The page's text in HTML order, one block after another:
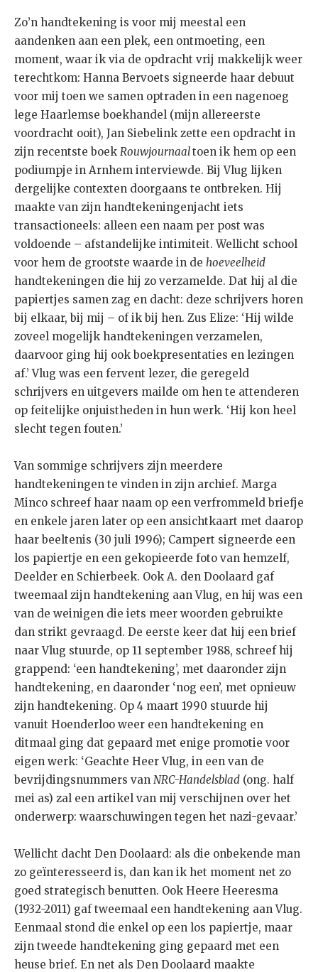
Zo’n handtekening is voor mij meestal een
aandenken aan een plek, een ontmoeting, een
moment, waar ik via de opdracht vrij makkelijk weer
terechtkom: Hanna Bervoets signeerde haar debuut
voor mij toen we samen optraden in een nagenoeg
lege Haarlemse boekhandel (mijn allereerste
voordracht ooit), Jan Siebelink zette een opdracht in
zijn recentste boek Rouwjournaaltoen ik hem op een
podiumpje in Arnhem interviewde. Bij Vlug lijken
dergelijke contexten doorgaans te ontbreken. Hij
maakte van zijn handtekeningenjacht iets
transactioneels: alleen een naam per post was
voldoende – afstandelijke intimiteit. Wellicht school
voor hem de grootste waarde in de hoeveelheid
handtekeningen die hij zo verzamelde. Dat hij al die
papiertjes samen zag en dacht: deze schrijvers horen
bij elkaar, bij mij – of ik bij hen. Zus Elize: ‘Hij wilde
zoveel mogelijk handtekeningen verzamelen,
daarvoor ging hij ook boekpresentaties en lezingen
af.’ Vlug was een fervent lezer, die geregeld
schrijvers en uitgevers mailde om hen te attenderen
op feitelijke onjuistheden in hun werk. ‘Hij kon heel
slecht tegen fouten.’
Van sommige schrijvers zijn meerdere
handtekeningen te vinden in zijn archief. Marga
Minco schreef haar naam op een verfrommeld briefje
en enkele jaren later op een ansichtkaart met daarop
haar beeltenis (30 juli 1996); Campert signeerde een
los papiertje en een gekopieerde foto van hemzelf,
Deelder en Schierbeek. Ook A. den Doolaard gaf
tweemaal zijn handtekening aan Vlug, en hij was een
van de weinigen die iets meer woorden gebruikte
dan strikt gevraagd. De eerste keer dat hij een brief
naar Vlug stuurde, op 11 september 1988, schreef hij
grappend: ‘een handtekening’, met daaronder zijn
handtekening, en daaronder ‘nog een’, met opnieuw
zijn handtekening. Op 4 maart 1990 stuurde hij
vanuit Hoenderloo weer een handtekening en
ditmaal ging dat gepaard met enige promotie voor
eigen werk: ‘Geachte Heer Vlug, in een van de
bevrijdingsnummers van NRC-Handelsblad (ong. half
mei as) zal een artikel van mij verschijnen over het
onderwerp: waarschuwingen tegen het nazi-gevaar.’
Wellicht dacht Den Doolaard: als die onbekende man
zo geïnteresseerd is, dan kan ik het moment net zo
goed strategisch benutten. Ook Heere Heeresma
(1932-2011) gaf tweemaal een handtekening aan Vlug.
Eenmaal stond die enkel op een los papiertje, maar
zijn tweede handtekening ging gepaard met een
heuse brief. En net als Den Doolaard maakte